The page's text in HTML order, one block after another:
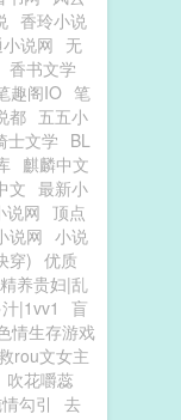
香玲小说
小说网
无
香书文学
趣阁IO 笔
都 五五小
士文学 BL
麒麟中文
文 最新小
说网 顶点
说网 小说
穿) 优质
精养贵妇|乱
|1vv1
盲
情生存游戏
rou文女主
吹花嚼蕊
勾引
去